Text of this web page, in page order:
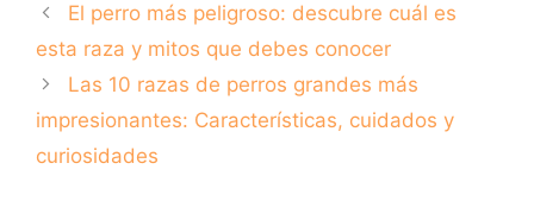
vestir a tu amigo
peludo
tips y
recomendaciones
El perro más peligroso: descubre cuál es
esta raza y mitos que debes conocer
Las 10 razas de perros grandes más
impresionantes: Características, cuidados y
curiosidades